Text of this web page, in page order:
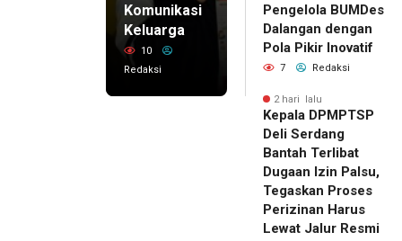
Komunikasi
Keluarga
10
Redaksi
Pengelola BUMDes
Dalangan dengan
Pola Pikir Inovatif
7 Redaksi
2 hari lalu
Kepala DPMPTSP
Deli Serdang
Bantah Terlibat
Dugaan Izin Palsu,
Tegaskan Proses
Perizinan Harus
Lewat Jalur Resmi